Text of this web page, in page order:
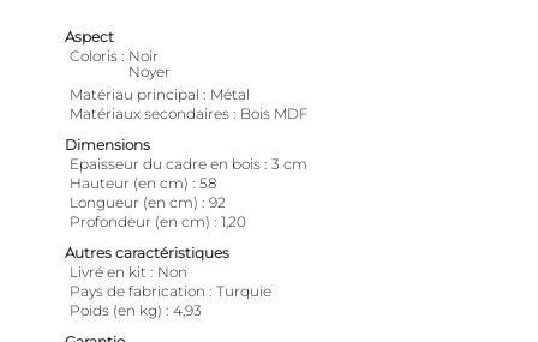
Aspect
Coloris
Noir
Noyer
Matériau principal
Métal
Matériaux secondaires
Bois MDF
Dimensions
Epaisseur du cadre en bois 3 cm
Hauteur (en cm)
58
Longueur (en cm)
92
Profondeur (en cm)
1,20
Autres caractéristiques
Livré en kit
Non
Pays de fabrication
Turquie
Poids (en kg)
4,93